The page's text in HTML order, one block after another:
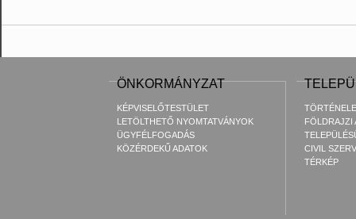
ÖNKORMÁNYZAT
KÉPVISELŐTESTÜLET
LETÖLTHETŐ NYOMTATVÁNYOK
ÜGYFÉLFOGADÁS
KÖZÉRDEKŰ ADATOK
FÖLDRAJZI
CIVIL
TÉRKÉP